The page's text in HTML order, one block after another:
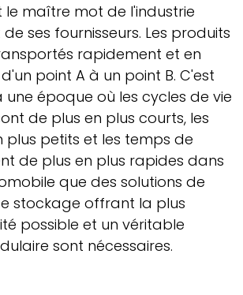
le maître mot de l'industrie
ses fournisseurs. Les produits
rapidement et en
point A à un point B. C'est
époque où les cycles de vie
de plus en plus courts, les
plus petits et les temps de
de plus en plus rapides dans
que des solutions de
stockage offrant la plus
possible et un véritable
sont nécessaires.